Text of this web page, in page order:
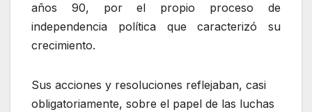
años 90, por el propio proceso de
independencia política que caracterizó su
crecimiento.
Sus acciones y resoluciones reflejaban, casi
obligatoriamente, sobre el papel de las luchas